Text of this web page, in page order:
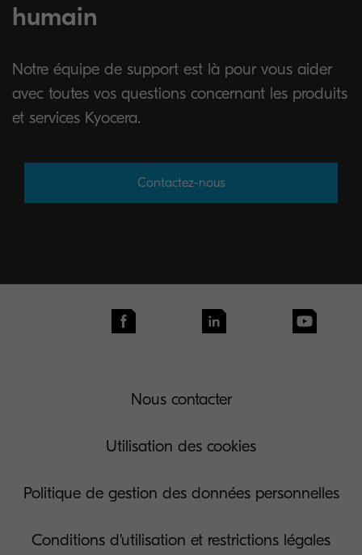
humain
Notre équipe de support est là pour vous aider
avec toutes vos questions concernant les produits
et services Kyocera.
Contactez-nous
Nous contacter
Utilisation des cookies
Politique de gestion des données personnelles
Conditions d'utilisation et restrictions légales